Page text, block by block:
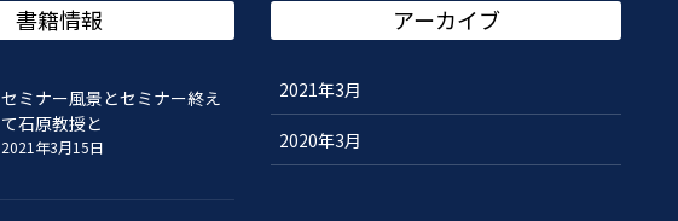
書籍情報
セミナー風景とセミナー終え
て石原教授と
2021年3月15日
アーカイブ
2021年3月
2020年3月